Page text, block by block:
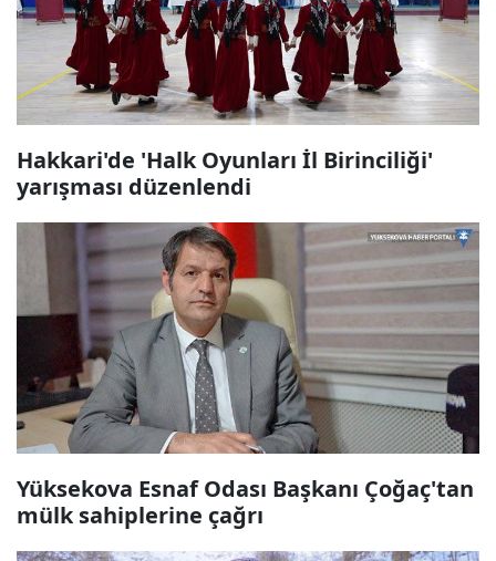
Hakkari'de 'Halk Oyunları İl Birinciliği'
yarışması düzenlendi
Yüksekova Esnaf Odası Başkanı Çoğaç'tan
mülk sahiplerine çağrı